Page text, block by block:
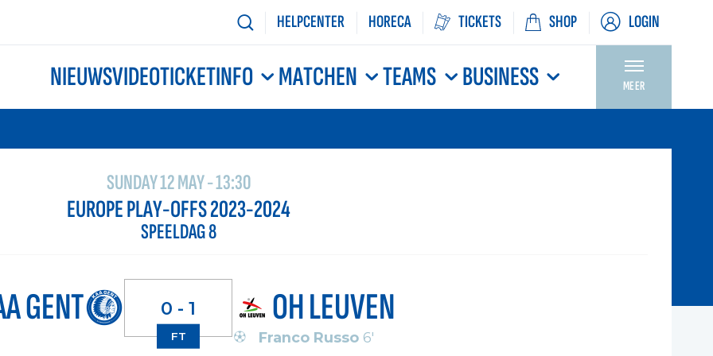
HELPCENTER HORECA TICKETS SHOP LOGIN
NIEUWSVIDEOTICKETINFO MATCHEN TEAMS BUSINESS MEER
SUNDAY 12 MAY - 13:30
EUROPE PLAY-OFFS 2023-2024
SPEELDAG 8
GENT 0 - 1
FT
OH LEUVEN
Franco Russo6'